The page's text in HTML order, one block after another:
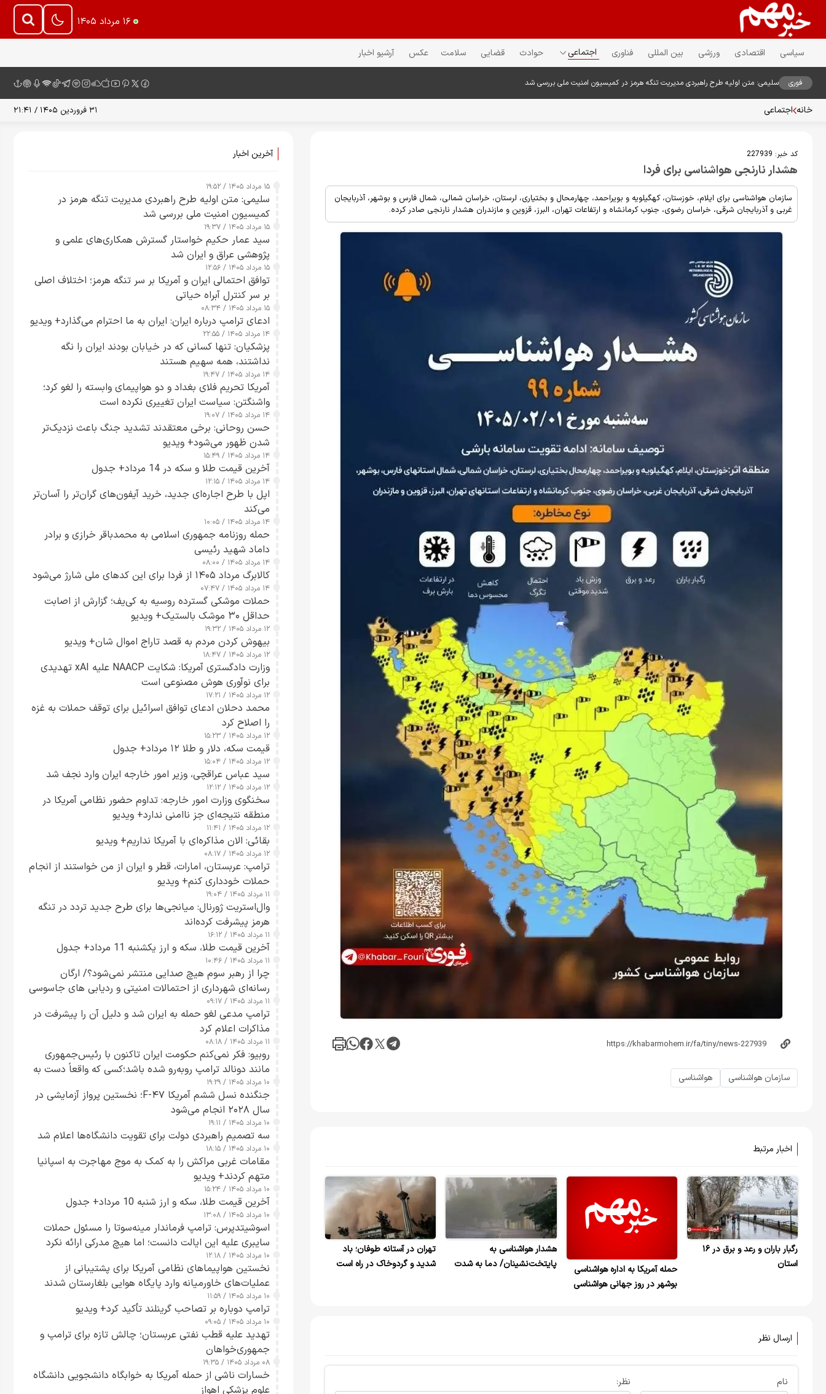
۱۶ مرداد ۱۴۰۵
سیاسی اقتصادی ورزشی بین المللی فناوری اجتماعی حوادث قضایی سلامت عکس آرشیو اخبار
فوری سلیمی: متن اولیه طرح راهبردی مدیریت تنگه هرمز در کمیسیون امنیت ملی بررسی شد
خانه اجتماعی ۳۱ فروردین ۱۴۰۵ / ۲۱:۴۱
کد خبر: 227939
هشدار نارنجی هواشناسی برای فردا
سازمان هواشناسی برای ایلام، خوزستان، کهگیلویه و بویراحمد، چهارمحال و بختیاری، لرستان، خراسان شمالی، شمال فارس و بوشهر، آذربایجان
غربی و آذربایجان شرقی، خراسان رضوی، جنوب کرمانشاه و ارتفاعات تهران، البرز، قزوین و مازندران هشدار نارنجی صادر کرده.
سازمان هواشناسی هواشناسی
اخبار مرتبط
رگبار باران و رعد و برق در ۱۶
استان
حمله آمریکا به اداره هواشناسی
بوشهر در روز جهانی هواشناسی
هشدار هواشناسی به
پایتخت‌نشینان/ دما به شدت
تهران در آستانه طوفان؛ باد
شدید و گردوخاک در راه است
ارسال نظر
نام نظر:
آخرین اخبار
۱۵ مرداد ۱۴۰۵ / ۱۹:۵۲
سلیمی: متن اولیه طرح راهبردی مدیریت تنگه هرمز در
کمیسیون امنیت ملی بررسی شد
۱۵ مرداد ۱۴۰۵ / ۱۹:۳۷
سید عمار حکیم خواستار گسترش همکاری‌های علمی و
پژوهشی عراق و ایران شد
۱۵ مرداد ۱۴۰۵ / ۱۲:۵۶
توافق احتمالی ایران و آمریکا بر سر تنگه هرمز؛ اختلاف اصلی
بر سر کنترل آبراه حیاتی
۱۵ مرداد ۱۴۰۵ / ۰۸:۳۴
ادعای ترامپ درباره ایران: ایران به ما احترام می‌گذارد+ ویدیو
۱۴ مرداد ۱۴۰۵ / ۲۲:۵۵
پزشکیان: تنها کسانی که در خیابان بودند ایران را نگه
نداشتند، همه سهیم هستند
۱۴ مرداد ۱۴۰۵ / ۱۹:۴۷
آمریکا تحریم فلای بغداد و دو هواپیمای وابسته را لغو کرد؛
واشنگتن: سیاست ایران تغییری نکرده است
۱۴ مرداد ۱۴۰۵ / ۱۹:۰۷
حسن روحانی: برخی معتقدند تشدید جنگ باعث نزدیک‌تر
شدن ظهور می‌شود+ ویدیو
۱۴ مرداد ۱۴۰۵ / ۱۵:۴۹
آخرین قیمت طلا و سکه در 14 مرداد+ جدول
۱۴ مرداد ۱۴۰۵ / ۱۲:۱۵
اپل با طرح اجاره‌ای جدید، خرید آیفون‌های گران‌تر را آسان‌تر
می‌کند
۱۴ مرداد ۱۴۰۵ / ۱۰:۰۵
حمله روزنامه جمهوری اسلامی به محمدباقر خرازی و برادر
داماد شهید رئیسی
۱۴ مرداد ۱۴۰۵ / ۰۸:۰۰
کالابرگ مرداد ۱۴۰۵ از فردا برای این کدهای ملی شارژ می‌شود
۱۴ مرداد ۱۴۰۵ / ۰۷:۴۷
حملات موشکی گسترده روسیه به کی‌یف؛ گزارش از اصابت
حداقل ۳۰ موشک بالستیک+ ویدیو
۱۲ مرداد ۱۴۰۵ / ۱۹:۳۲
بیهوش کردن مردم به قصد تاراج اموال شان+ ویدیو
۱۲ مرداد ۱۴۰۵ / ۱۸:۴۷
وزارت دادگستری آمریکا: شکایت NAACP علیه xAI تهدیدی
برای نوآوری هوش مصنوعی است
۱۲ مرداد ۱۴۰۵ / ۱۷:۲۱
محمد دحلان ادعای توافق اسرائیل برای توقف حملات به غزه
را اصلاح کرد
۱۲ مرداد ۱۴۰۵ / ۱۵:۲۳
قیمت سکه، دلار و طلا ۱۲ مرداد+ جدول
۱۲ مرداد ۱۴۰۵ / ۱۵:۰۴
سید عباس عراقچی، وزیر امور خارجه ایران وارد نجف شد
۱۲ مرداد ۱۴۰۵ / ۱۲:۱۲
سخنگوی وزارت امور خارجه: تداوم حضور نظامی آمریکا در
منطقه نتیجه‌ای جز ناامنی ندارد+ ویدیو
۱۲ مرداد ۱۴۰۵ / ۱۱:۴۱
بقائی: الان مذاکره‌ای با آمریکا نداریم+ ویدیو
۱۲ مرداد ۱۴۰۵ / ۰۸:۱۷
ترامپ: عربستان، امارات، قطر و ایران از من خواستند از انجام
حملات خودداری کنم+ ویدیو
۱۱ مرداد ۱۴۰۵ / ۱۹:۰۴
وال‌استریت ژورنال: میانجی‌ها برای طرح جدید تردد در تنگه
هرمز پیشرفت کرده‌اند
۱۱ مرداد ۱۴۰۵ / ۱۶:۱۲
آخرین قیمت طلا، سکه و ارز یکشنبه 11 مرداد+ جدول
۱۱ مرداد ۱۴۰۵ / ۱۰:۴۶
چرا از رهبر سوم هیچ صدایی منتشر نمی‌شود؟/ ارگان
رسانه‌ای شهرداری از احتمالات امنیتی و ردیابی های جاسوسی
گفت
۱۱ مرداد ۱۴۰۵ / ۰۹:۱۷
ترامپ مدعی لغو حمله به ایران شد و دلیل آن را پیشرفت در
مذاکرات اعلام کرد
۱۱ مرداد ۱۴۰۵ / ۰۸:۱۸
روبیو: فکر نمی‌کنم حکومت ایران تاکنون با رئیس‌جمهوری
مانند دونالد ترامپ روبه‌رو شده باشد؛کسی که واقعاً دست به
اقدام می‌زند
۱۰ مرداد ۱۴۰۵ / ۱۹:۲۹
جنگنده نسل ششم آمریکا F-۴۷؛ نخستین پرواز آزمایشی در
سال ۲۰۲۸ انجام می‌شود
۱۰ مرداد ۱۴۰۵ / ۱۹:۱۱
سه تصمیم راهبردی دولت برای تقویت دانشگاه‌ها اعلام شد
۱۰ مرداد ۱۴۰۵ / ۱۸:۱۵
مقامات غربی مراکش را به کمک به موج مهاجرت به اسپانیا
متهم کردند+ ویدیو
۱۰ مرداد ۱۴۰۵ / ۱۵:۲۴
آخرین قیمت طلا، سکه و ارز شنبه 10 مرداد+ جدول
۱۰ مرداد ۱۴۰۵ / ۱۳:۰۸
اسوشیتدپرس: ترامپ فرماندار مینه‌سوتا را مسئول حملات
سایبری علیه این ایالت دانست؛ اما هیچ مدرکی ارائه نکرد
۱۰ مرداد ۱۴۰۵ / ۱۲:۱۸
نخستین هواپیماهای نظامی آمریکا برای پشتیبانی از
عملیات‌های خاورمیانه وارد پایگاه هوایی بلغارستان شدند
۱۰ مرداد ۱۴۰۵ / ۱۱:۵۹
ترامپ دوباره بر تصاحب گرینلند تأکید کرد+ ویدیو
۱۰ مرداد ۱۴۰۵ / ۰۹:۰۵
تهدید علیه قطب نفتی عربستان؛ چالش تازه برای ترامپ و
جمهوری‌خواهان
۰۸ مرداد ۱۴۰۵ / ۱۹:۳۵
خسارات ناشی از حمله آمریکا به خوابگاه دانشجویی دانشگاه
علوم پزشکی اهواز